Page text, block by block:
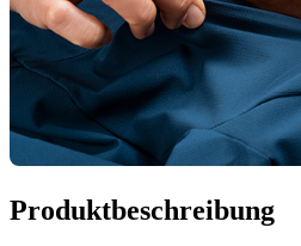
Produktbeschreibung